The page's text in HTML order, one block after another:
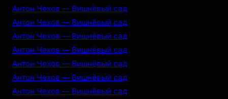
Антон Чехов — Вишнёвый сад
Антон Чехов — Вишнёвый сад
Антон Чехов — Вишнёвый сад
Антон Чехов — Вишнёвый сад
Антон Чехов — Вишнёвый сад
Антон Чехов — Вишнёвый сад
Антон Чехов — Вишнёвый сад